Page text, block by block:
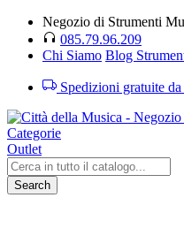
Negozio di Strumenti
085.79.96.209
Chi Siamo Blog
Spedizioni gratuite
Categorie
Outlet
Search